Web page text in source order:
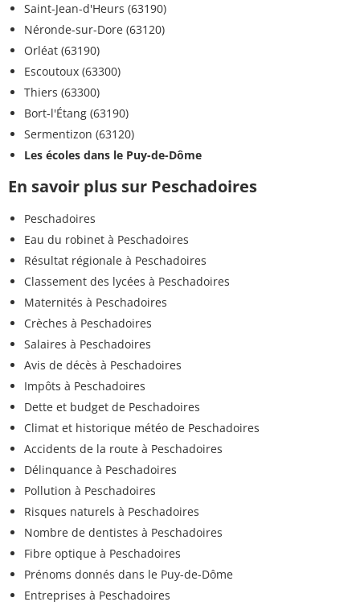
Saint-Jean-d'Heurs (63190)
Néronde-sur-Dore (63120)
Orléat (63190)
Escoutoux (63300)
Thiers (63300)
Bort-l'Étang (63190)
Sermentizon (63120)
Les écoles dans le Puy-de-Dôme
En savoir plus sur Peschadoires
Peschadoires
Eau du robinet à Peschadoires
Résultat régionale à Peschadoires
Classement des lycées à Peschadoires
Maternités à Peschadoires
Crèches à Peschadoires
Salaires à Peschadoires
Avis de décès à Peschadoires
Impôts à Peschadoires
Dette et budget de Peschadoires
Climat et historique météo de Peschadoires
Accidents de la route à Peschadoires
Délinquance à Peschadoires
Pollution à Peschadoires
Risques naturels à Peschadoires
Nombre de dentistes à Peschadoires
Fibre optique à Peschadoires
Prénoms donnés dans le Puy-de-Dôme
Entreprises à Peschadoires